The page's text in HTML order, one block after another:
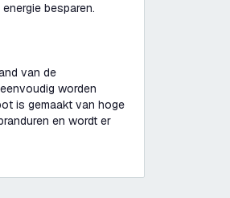
besparen.
van de
worden
is gemaakt van hoge
en wordt er